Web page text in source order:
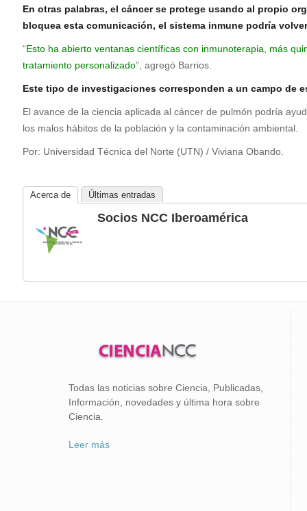
En otras palabras, el cáncer se protege usando al propio
bloquea esta comunicación, el sistema inmune podría
“Esto ha abierto ventanas científicas con inmunoterapia, más
tratamiento personalizado”, agregó Barrios.
Este tipo de investigaciones corresponden a un campo de
El avance de la ciencia aplicada al cáncer de pulmón podría
los malos hábitos de la población y la contaminación ambiental.
Por: Universidad Técnica del Norte (UTN) / Viviana Obando.
Acerca de Últimas entradas
Socios NCC Iberoamérica
Todas las noticias sobre Ciencia, Publicadas,
Información, novedades y última hora sobre
Ciencia.
Leer más